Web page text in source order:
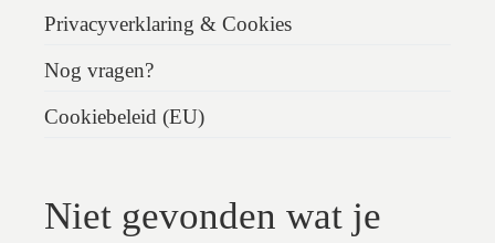
Privacyverklaring & Cookies
Nog vragen?
Cookiebeleid (EU)
Niet gevonden wat je